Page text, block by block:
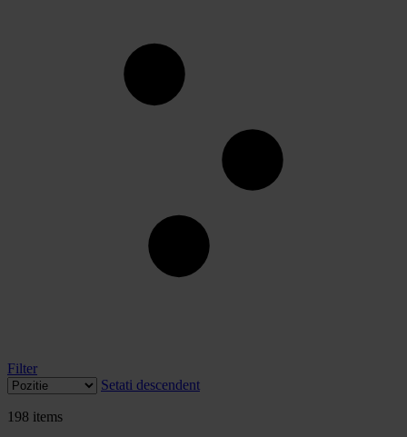
Filter
Setati descendent
198 items